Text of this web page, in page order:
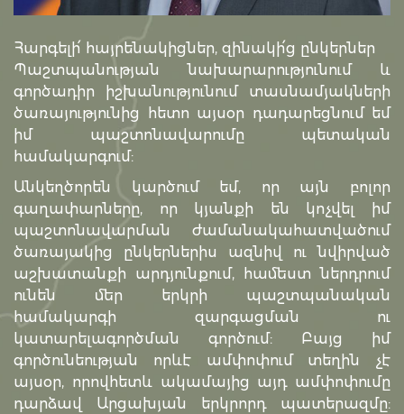
Հարգելի՛ հայրենակիցներ, զինակի՛ց ընկերներ
Պաշտպանության նախարարությունում և
գործադիր իշխանությունում տասնամյակների
ծառայությունից հետո այսօր դադարեցնում եմ
իմ պաշտոնավարումը պետական
համակարգում:
Անկեղծորեն կարծում եմ, որ այն բոլոր
գաղափարները, որ կյանքի են կոչվել իմ
պաշտոնավարման ժամանակահատվածում
ծառայակից ընկերներիս ազնիվ ու նվիրված
աշխատանքի արդյունքում, համեստ ներդրում
ունեն մեր երկրի պաշտպանական
համակարգի զարգացման ու
կատարելագործման գործում: Բայց իմ
գործունեության որևէ ամփոփում տեղին չէ
այսօր, որովհետև ակամայից այդ ամփոփումը
դարձավ Արցախյան երկրորդ պատերազմը: